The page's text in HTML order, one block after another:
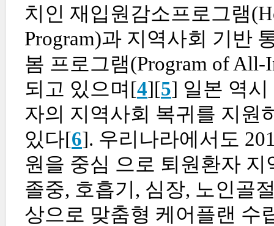
치인 재입원감소프로그램
Program)과 지역사회 기반
봄 프로그램(Program of All-
되고 있으며[4][5] 일본 역
자의 지역사회 복귀를 지원
있다[6]. 우리나라에서도
원을 중심 으로 퇴원환자
졸중, 호흡기, 심장, 노인골
상으로 맞춤형 케어플랜 수